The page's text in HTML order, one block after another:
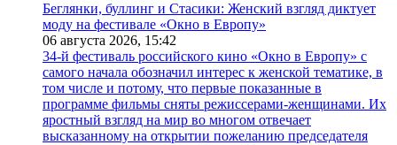
Беглянки, буллинг и Стасики: Женский взгляд диктует
моду на фестивале «Окно в Европу»
06 августа 2026, 15:42
34-й фестиваль российского кино «Окно в Европу» с
самого начала обозначил интерес к женской тематике, в
том числе и потому, что первые показанные в
программе фильмы сняты режиссерами-женщинами. Их
яростный взгляд на мир во многом отвечает
высказанному на открытии пожеланию председателя